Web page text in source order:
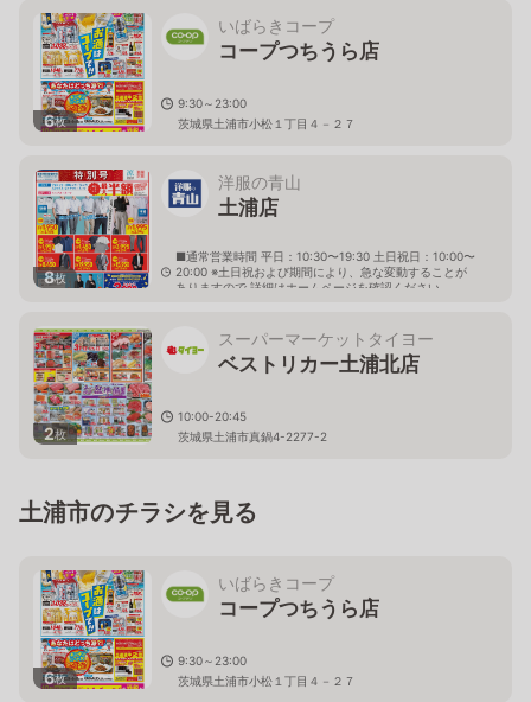
6枚
いばらきコープ
コープつちうら店
9:30～23:00
茨城県土浦市小松１丁目４－２７
8枚
洋服の青山
土浦店
■通常営業時間 平日：10:30〜19:30 土日祝日：10:00〜
20:00 ※土日祝および期間により、急な変動することが
ありますので 詳細はホームページを確認ください
2枚
スーパーマーケットタイヨー
ベストリカー土浦北店
10:00-20:45
茨城県土浦市真鍋4-2277-2
土浦市のチラシを見る
6枚
いばらきコープ
コープつちうら店
9:30～23:00
茨城県土浦市小松１丁目４－２７